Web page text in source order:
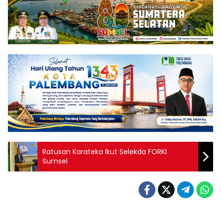
Ratusan Karateka Ikut Selekda FORKI
Sumsel